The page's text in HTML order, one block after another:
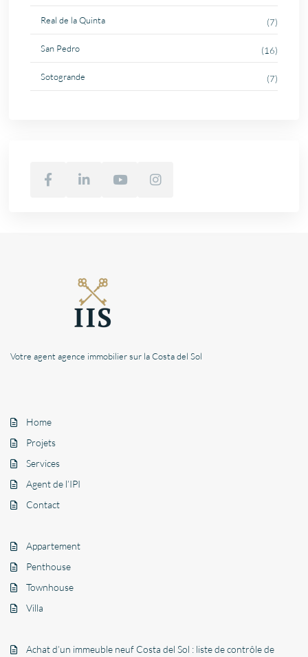
Real de la Quinta (7)
San Pedro (16)
Sotogrande (7)
Votre agent agence immobilier sur la Costa del Sol
Home
Projets
Services
Agent de l’IPI
Contact
Appartement
Penthouse
Townhouse
Villa
Achat d’un immeuble neuf Costa del Sol : liste de contrôle de